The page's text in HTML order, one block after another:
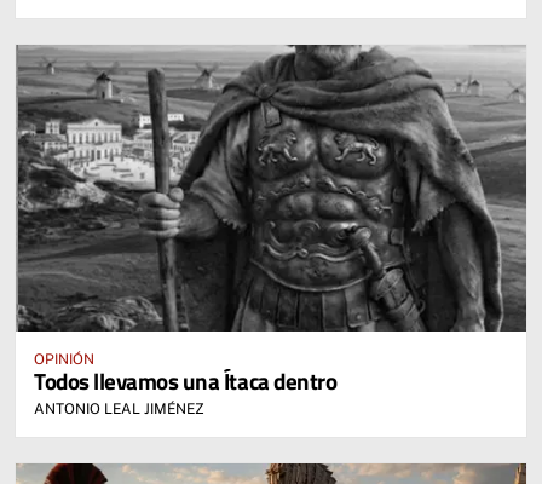
OPINIÓN
Todos llevamos una Ítaca dentro
ANTONIO LEAL JIMÉNEZ